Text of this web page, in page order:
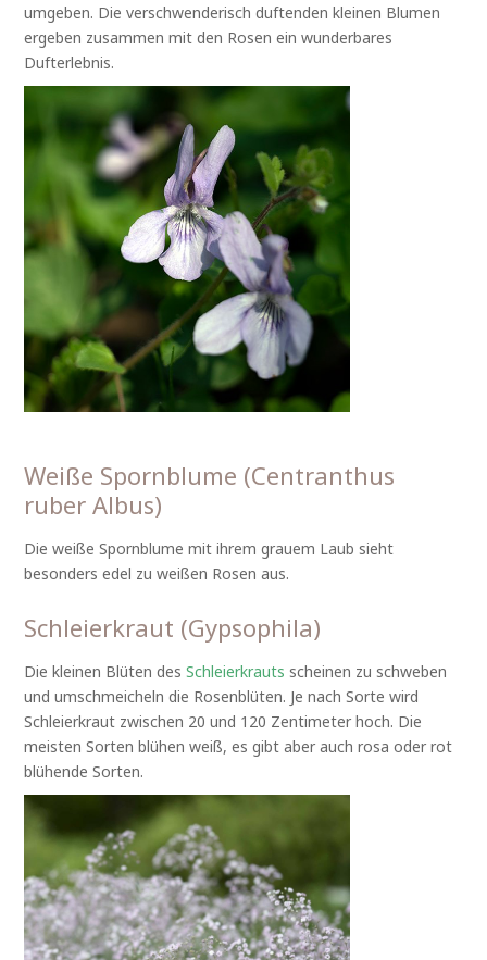
umgeben. Die verschwenderisch duftenden kleinen Blumen
ergeben zusammen mit den Rosen ein wunderbares
Dufterlebnis.
Weiße Spornblume (Centranthus
ruber Albus)
Die weiße Spornblume mit ihrem grauem Laub sieht
besonders edel zu weißen Rosen aus.
Schleierkraut (Gypsophila)
Die kleinen Blüten desSchleierkrauts scheinen zu schweben
und umschmeicheln die Rosenblüten. Je nach Sorte wird
Schleierkraut zwischen 20 und 120 Zentimeter hoch. Die
meisten Sorten blühen weiß, es gibt aber auch rosa oder rot
blühende Sorten.